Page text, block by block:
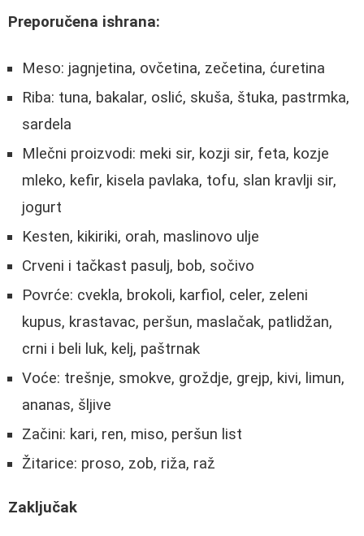
Preporučena ishrana:
Meso: jagnjetina, ovčetina, zečetina, ćuretina
Riba: tuna, bakalar, oslić, skuša, štuka, pastrmka,
sardela
Mlečni proizvodi: meki sir, kozji sir, feta, kozje
mleko, kefir, kisela pavlaka, tofu, slan kravlji sir,
jogurt
Kesten, kikiriki, orah, maslinovo ulje
Crveni i tačkast pasulj, bob, sočivo
Povrće: cvekla, brokoli, karfiol, celer, zeleni
kupus, krastavac, peršun, maslačak, patlidžan,
crni i beli luk, kelj, paštrnak
Voće: trešnje, smokve, groždje, grejp, kivi, limun,
ananas, šljive
Začini: kari, ren, miso, peršun list
Žitarice: proso, zob, riža, raž
Zaključak